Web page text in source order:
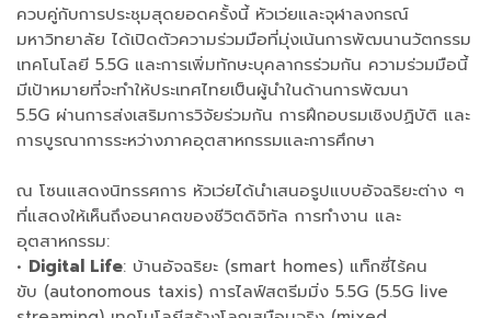
ควบคู่กับการประชุมสุดยอดครั้งนี้ หัวเว่ยและจุฬาลงกรณ์
มหาวิทยาลัย ได้เปิดตัวความร่วมมือที่มุ่งเน้นการพัฒนานวัตกรรม
เทคโนโลยี 5.5G และการเพิ่มทักษะบุคลากรร่วมกัน ความร่วมมือนี้
มีเป้าหมายที่จะทำให้ประเทศไทยเป็นผู้นำในด้านการพัฒนา
5.5G ผ่านการส่งเสริมการวิจัยร่วมกัน การฝึกอบรมเชิงปฏิบัติ และ
การบูรณาการระหว่างภาคอุตสาหกรรมและการศึกษา
ณ โซนแสดงนิทรรศการ หัวเว่ยได้นำเสนอรูปแบบอัจฉริยะต่าง ๆ
ที่แสดงให้เห็นถึงอนาคตของชีวิตดิจิทัล การทำงาน และ
อุตสาหกรรม:
• Digital Life: บ้านอัจฉริยะ (smart homes) แท็กซี่ไร้คน
ขับ (autonomous taxis) การไลฟ์สตรีมมิ่ง 5.5G (5.5G live